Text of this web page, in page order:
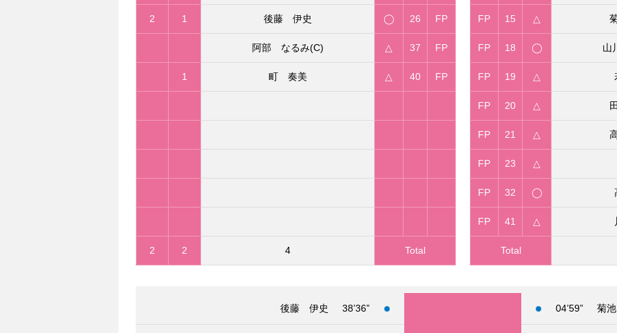
2 1 後藤 伊史 ◯ 26 FP
阿部 なるみ(C) △ 37 FP
1 町 奏美 △ 40 FP
2 2 4 Total
FP 15 △
FP 18 ◯ 山
FP 19 △
FP 20 △
FP 21 △
FP 23 △
FP 32 ◯
FP 41 △
Total
後藤 伊史 38’36” 04’59” 菊